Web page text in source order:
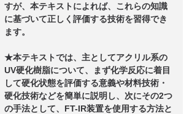
すが、本テキストによれば、これらの知識
に基づいて正しく評価する技術を習得でき
ます。
★本テキストでは、主としてアクリル系の
UV硬化樹脂について、まず化学反応に着目
して硬化状態を評価する意義や材料技術・
硬化技術などを簡単に説明し、次にその2つ
の手法として、FT-IR装置を使用する方法と